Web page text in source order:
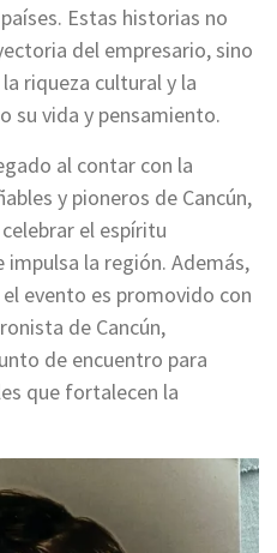
Estas historias no
del empresario, sino
riqueza cultural y la
su vida y pensamiento.
al contar con la
y pioneros de Cancún,
el espíritu
la región. Además,
evento es promovido con
de Cancún,
de encuentro para
que fortalecen la